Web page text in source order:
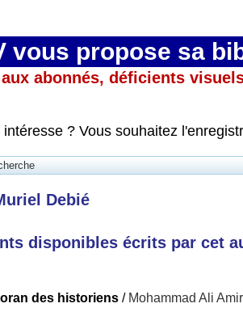
vous propose sa
abonnés, déficients
? Vous souhaitez
Debié
disponibles écrits par cet
des historiens / Mohammad Ali